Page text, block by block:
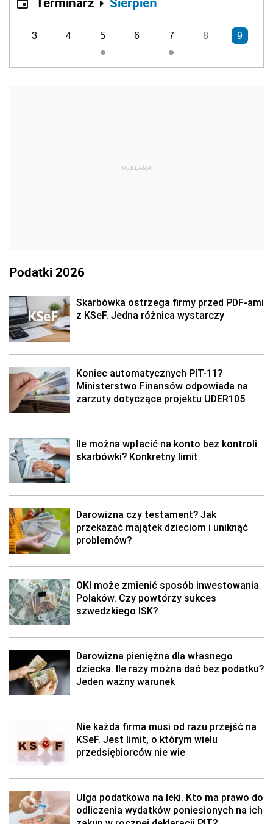
3 4 5 6 7 8 9
REKLAMA
Podatki 2026
Skarbówka ostrzega firmy przed PDF-ami
z KSeF. Jedna różnica wystarczy
Koniec automatycznych PIT-11?
Ministerstwo Finansów odpowiada na
zarzuty dotyczące projektu UDER105
Ile można wpłacić na konto bez kontroli
skarbówki? Konkretny limit
Darowizna czy testament? Jak
przekazać majątek dzieciom i uniknąć
problemów?
OKI może zmienić sposób inwestowania
Polaków. Czy powtórzy sukces
szwedzkiego ISK?
Darowizna pieniężna dla własnego
dziecka. Ile razy można dać bez podatku?
Jeden ważny warunek
Nie każda firma musi od razu przejść na
KSeF. Jest limit, o którym wielu
przedsiębiorców nie wie
Ulga podatkowa na leki. Kto ma prawo do
odliczenia wydatków poniesionych na ich